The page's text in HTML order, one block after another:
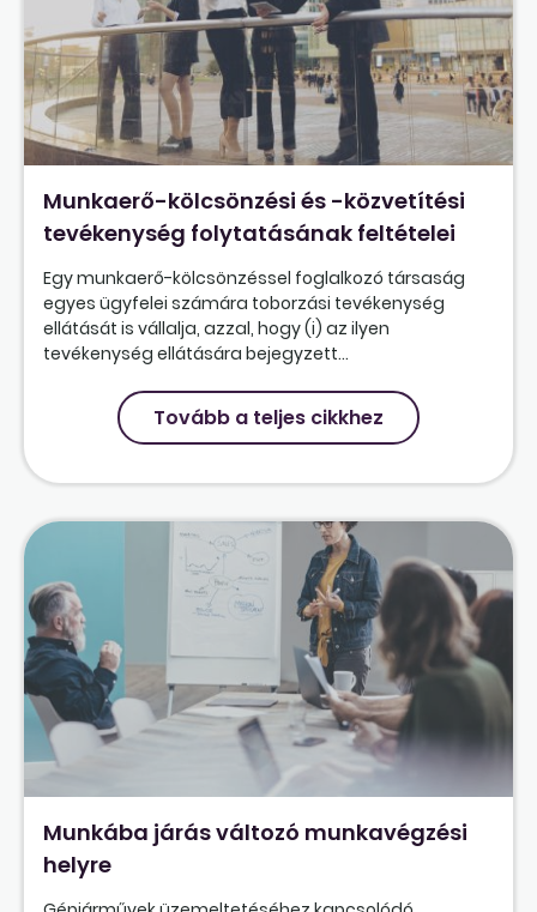
Munkaerő-kölcsönzési és -közvetítési
tevékenység folytatásának feltételei
Egy munkaerő-kölcsönzéssel foglalkozó társaság
egyes ügyfelei számára toborzási tevékenység
ellátását is vállalja, azzal, hogy (i) az ilyen
tevékenység ellátására bejegyzett...
Tovább a teljes cikkhez
Munkába járás változó munkavégzési
helyre